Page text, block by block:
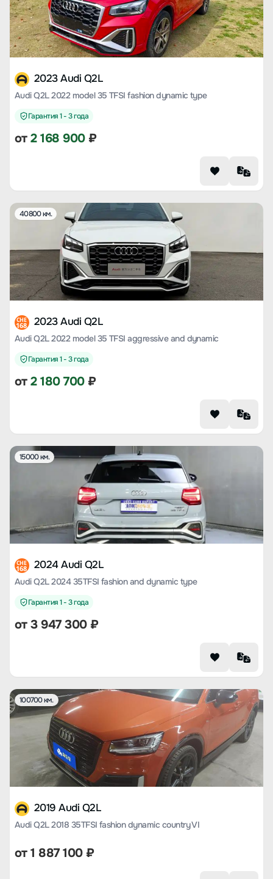
2023 Audi Q2L
Audi Q2L 2022 model 35 TFSI fashion dynamic type
Гарантия 1 - 3 года
от2 168 900₽
40800 км.
CHE
168 2023 Audi Q2L
Audi Q2L 2022 model 35 TFSI aggressive and dynamic
Гарантия 1 - 3 года
от2 180 700₽
15000 км.
CHE
168 2024 Audi Q2L
Audi Q2L 2024 35TFSI fashion and dynamic type
Гарантия 1 - 3 года
от3 947 300₽
100700 км.
2019 Audi Q2L
Audi Q2L 2018 35TFSI fashion dynamic country VI
от1 887 100₽